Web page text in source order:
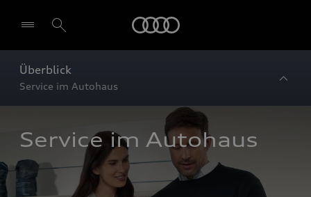
Überblick
Service im Autohaus
Service im Autohaus